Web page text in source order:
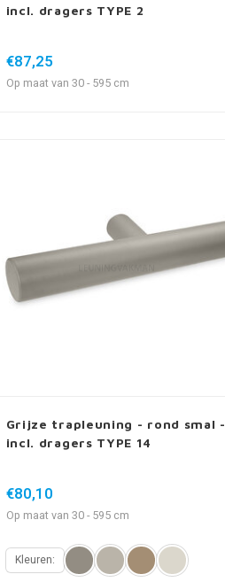
incl. dragers TYPE 2
€87,25
Op maat van 30 - 595 cm
Grijze trapleuning - rond smal -
incl. dragers TYPE 14
€80,10
Op maat van 30 - 595 cm
Kleuren: